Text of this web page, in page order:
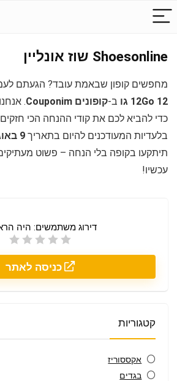
Shoesonline שוז אונליין
מחפשים קופון שבאמת עובד? הגעתם
12Go 12 גו
ב-קופונים Couponim
.
כדי להביא לכם את קודי ההנחה הכי
בלעדיות המעודכנים להיום בתאריך 9 באוגוסט 2026
תיתקעו בקופה בלי הנחה – פשוט
עכשיו!
דירוג משתמשים: היה
כניסה לאתר
קטגוריות
אקססוריז
בגדים